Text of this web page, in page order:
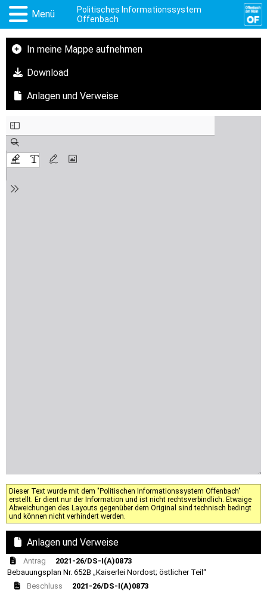
Menü
Politisches Informationssystem
Offenbach
In meine Mappe aufnehmen
Download
Anlagen und Verweise
Dieser Text wurde mit dem "Politischen Informationssystem Offenbach"
erstellt. Er dient nur der Information und ist nicht rechtsverbindlich. Etwaige
Abweichungen des Layouts gegenüber dem Original sind technisch bedingt
und können nicht verhindert werden.
Anlagen und Verweise
Antrag
2021-26/DS-I(A)0873
Bebauungsplan Nr. 652B „Kaiserlei Nordost; östlicher Teil“
Beschluss
2021-26/DS-I(A)0873